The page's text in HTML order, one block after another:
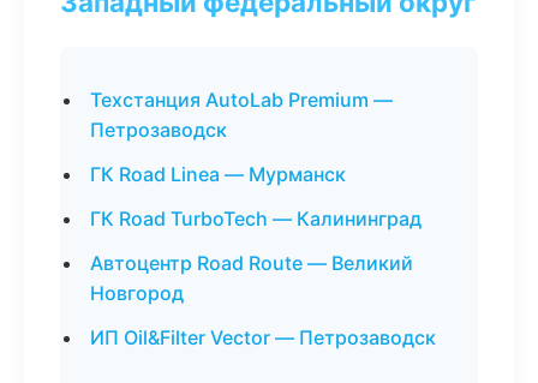
Техстанция AutoLab Premium —
Петрозаводск
ГК Road Linea — Мурманск
ГК Road TurboTech — Калининград
Автоцентр Road Route — Великий
Новгород
ИП Oil&Filter Vector — Петрозаводск